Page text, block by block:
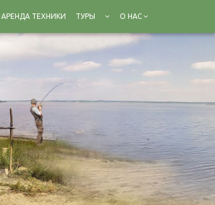
АРЕНДА ТЕХНИКИ ТУРЫ О НАС